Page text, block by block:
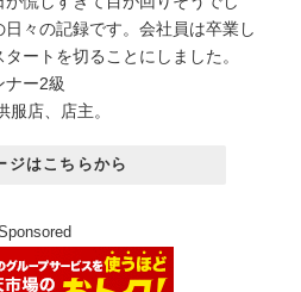
々の記録です。会社員は卒業し
ートを切ることにしました。
ナー2級
服店、店主。
ジはこちらから